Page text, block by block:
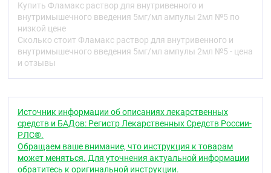
обусловлено как центральным, так и
периферическим механизмами.
Фармакокинетика
Распределение
До 99 % кетопрофена связывается с белками
(Сmах) достигается быстро из-за низкого объёма
распределения (0,1–0,2 л/кг). Равновесная
концентрация кетопрофена достигается через 24
часа после начала его регулярного применения.
Кетопрофен хорошо проникает в синовиальную
Купить Фламакс раствор для внутривенного и
внутримышечного введения 5мг/мл ампулы 2мл №5 по
низкой цене
Сколько стоит Фламакс раствор для внутривенного и
внутримышечного введения 5мг/мл ампулы 2мл №5 - цена
и отзывы
Источник информации об описаниях лекарственных
средств и БАДов: Регистр Лекарственных Средств России-
РЛС®.
Обращаем ваше внимание, что инструкция к товарам
может меняться. Для уточнения актуальной информации
обратитесь к оригинальной инструкции.